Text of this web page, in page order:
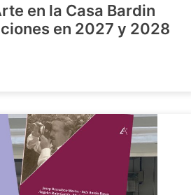
en la Casa Bardin
en 2027 y 2028